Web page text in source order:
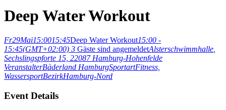
Deep Water Workout
Fr29Mai15:0015:45Deep Water Workout15:00 -
15:45(GMT+02:00) 3 Gäste sind angemeldetAlsterschwimmhalle,
Sechslingspforte 15, 22087 Hamburg-Hohenfelde
VeranstalterBäderland HamburgSportartFitness,
WassersportBezirkHamburg-Nord
Event Details